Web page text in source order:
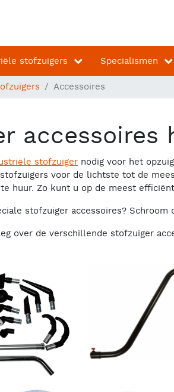
stofzuigers Specialismen
Accessoires
accessoires
stofzuiger nodig voor het
voor de lichtste tot de
huur. Zo kunt u op de meest
stofzuiger accessoires?
over de verschillende stofzuiger